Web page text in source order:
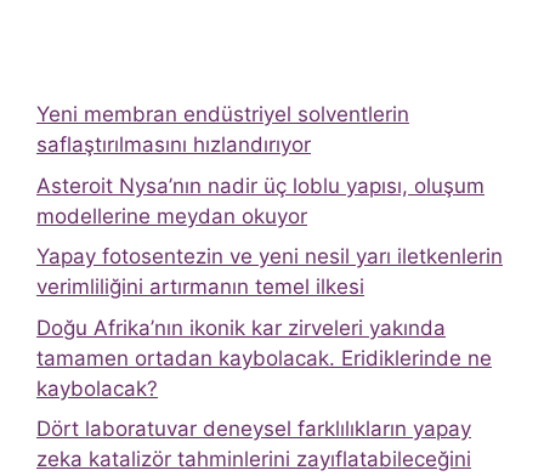
Yeni membran endüstriyel solventlerin
saflaştırılmasını hızlandırıyor
Asteroit Nysa’nın nadir üç loblu yapısı, oluşum
modellerine meydan okuyor
Yapay fotosentezin ve yeni nesil yarı iletkenlerin
verimliliğini artırmanın temel ilkesi
Doğu Afrika’nın ikonik kar zirveleri yakında
tamamen ortadan kaybolacak. Eridiklerinde ne
kaybolacak?
Dört laboratuvar deneysel farklılıkların yapay
zeka katalizör tahminlerini zayıflatabileceğini